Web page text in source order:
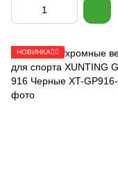
НОВИНКА🚴‍♂️